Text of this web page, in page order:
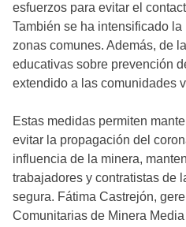
esfuerzos para evitar el
También se ha intensificado
zonas comunes. Además, de
educativas sobre prevención
extendido a las comunidades
Estas medidas permiten
evitar la propagación del
influencia de la minera,
trabajadores y contratistas de
segura. Fátima Castrejón,
Comunitarias de Minera